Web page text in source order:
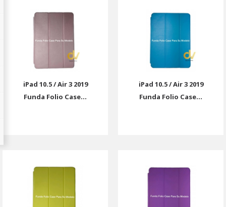
iPad 10.5 / Air 3 2019
Funda Folio Case...
iPad 10.5 / Air 3 2019
Funda Folio Case...